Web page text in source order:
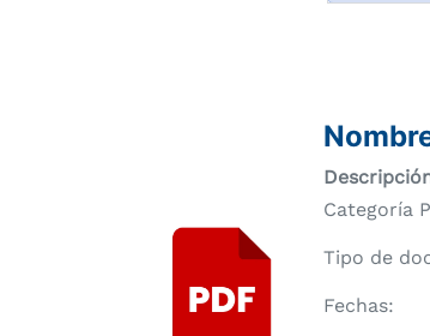
Categoría
Tipo de
Fechas: